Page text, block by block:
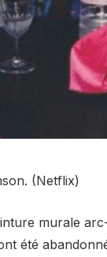
(Netflix)
murale
​​été